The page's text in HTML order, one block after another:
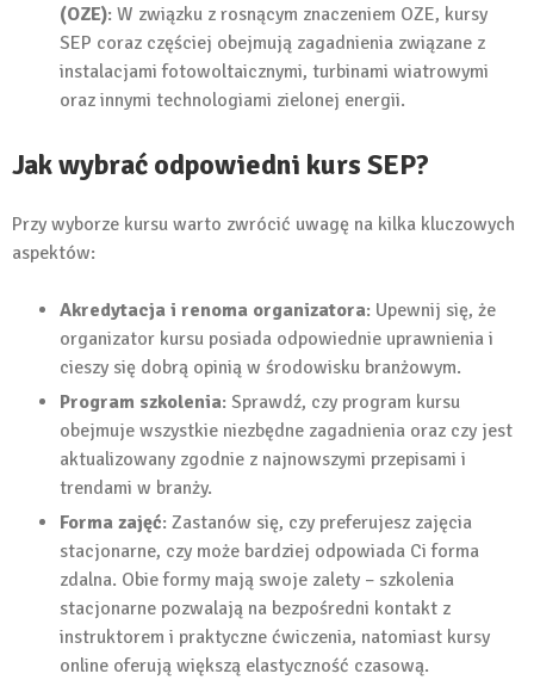
(OZE): W związku z rosnącym znaczeniem OZE, kursy
SEP coraz częściej obejmują zagadnienia związane z
instalacjami fotowoltaicznymi, turbinami wiatrowymi
oraz innymi technologiami zielonej energii.
Jak wybrać odpowiedni kurs SEP?
Przy wyborze kursu warto zwrócić uwagę na kilka kluczowych
aspektów:
Akredytacja i renoma organizatora: Upewnij się, że
organizator kursu posiada odpowiednie uprawnienia i
cieszy się dobrą opinią w środowisku branżowym.
Program szkolenia: Sprawdź, czy program kursu
obejmuje wszystkie niezbędne zagadnienia oraz czy jest
aktualizowany zgodnie z najnowszymi przepisami i
trendami w branży.
Forma zajęć: Zastanów się, czy preferujesz zajęcia
stacjonarne, czy może bardziej odpowiada Ci forma
zdalna. Obie formy mają swoje zalety – szkolenia
stacjonarne pozwalają na bezpośredni kontakt z
instruktorem i praktyczne ćwiczenia, natomiast kursy
online oferują większą elastyczność czasową.